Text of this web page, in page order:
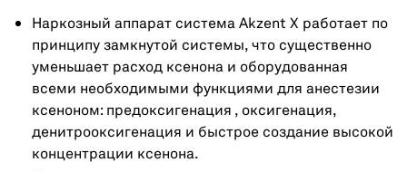
Наркозный аппарат система Akzent X работает по
принципу замкнутой системы, что существенно
уменьшает расход ксенона и оборудованная
всеми необходимыми функциями для анестезии
ксеноном: предоксигенация , оксигенация,
денитрооксигенация и быстрое создание высокой
концентрации ксенона.